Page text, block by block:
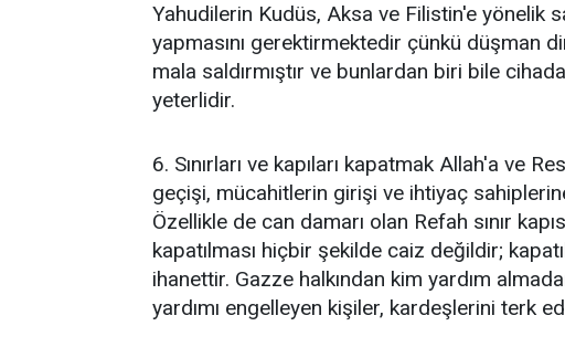
Yahudilerin Kudüs, Aksa ve Filistin'e yönelik
yapmasını gerektirmektedir çünkü düşman
mala saldırmıştır ve bunlardan biri bile
yeterlidir.
6. Sınırları ve kapıları kapatmak Allah'a ve
geçişi, mücahitlerin girişi ve ihtiyaç sahiplerine
Özellikle de can damarı olan Refah sınır
kapatılması hiçbir şekilde caiz değildir;
ihanettir. Gazze halkından kim yardım
yardımı engelleyen kişiler, kardeşlerini terk